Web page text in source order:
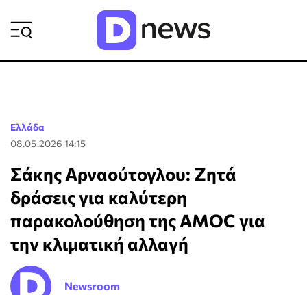
Ελλάδα
08.05.2026 14:15
Σάκης Αρναούτογλου: Ζητά
δράσεις για καλύτερη
παρακολούθηση της AMOC για
την κλιματική αλλαγή
Newsroom